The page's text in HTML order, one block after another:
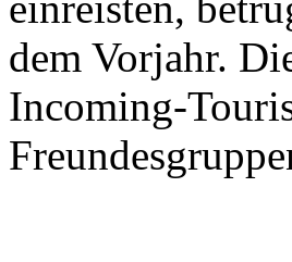
dem Vorjahr.
Incoming-